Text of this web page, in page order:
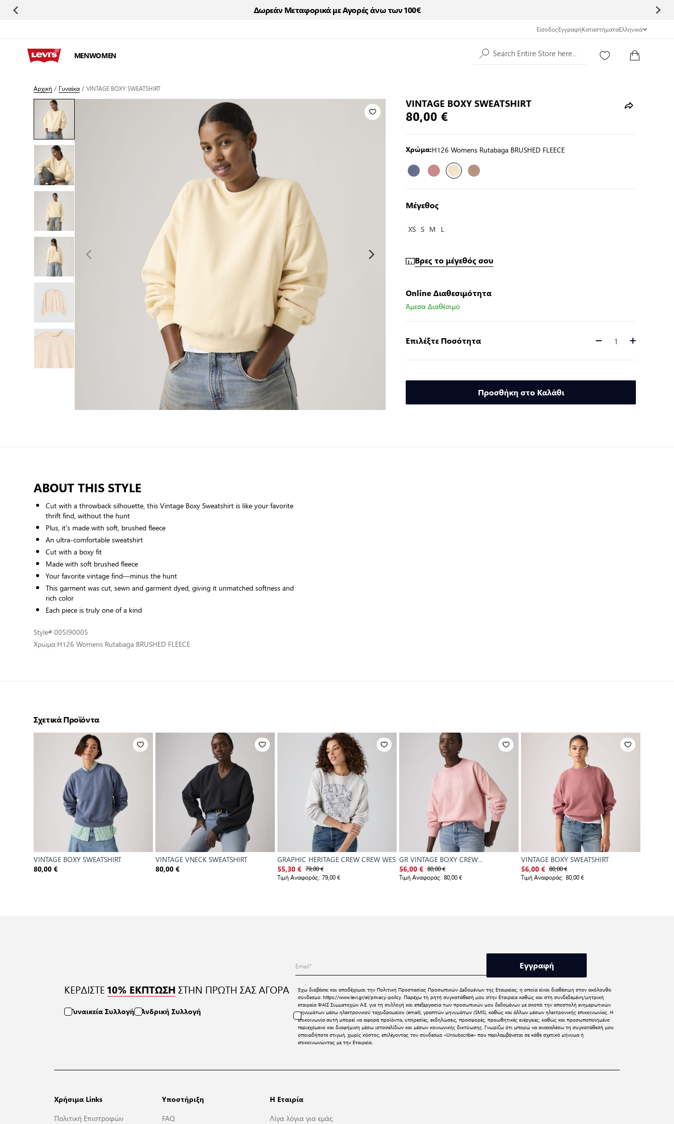
Δωρεάν Μεταφορικά με Αγορές άνω των 100€
ΕίσοδοςΕγγραφήΚαταστήματαΕλληνικά
MENWOMEN Search Entire Store here...
Αρχική / Γυναίκα/VINTAGE BOXY SWEATSHIRT
VINTAGE BOXY SWEATSHIRT
80,00 €
Χρώμα:H126 Womens Rutabaga BRUSHED FLEECE
Μέγεθος
XS S M L
Βρες το μέγεθός σου
Online Διαθεσιμότητα
Άμεσα Διαθέσιμο
Επιλέξτε Ποσότητα Ποσότητα
Προσθήκη στο Καλάθι
ABOUT THIS STYLE
Cut with a throwback silhouette, this Vintage Boxy Sweatshirt is like your favorite
thrift find, without the hunt
Plus, it's made with soft, brushed fleece
An ultra-comfortable sweatshirt
Cut with a boxy fit
Made with soft brushed fleece
Your favorite vintage find—minus the hunt
This garment was cut, sewn and garment dyed, giving it unmatched softness and
rich color
Each piece is truly one of a kind
Style# 005I90005
Χρώμα:H126 Womens Rutabaga BRUSHED FLEECE
Σχετικά Προϊόντα
VINTAGE BOXY SWEATSHIRT
80,00 €
VINTAGE VNECK SWEATSHIRT
80,00 €
GRAPHIC HERITAGE CREW CREW WES
55,30 € 79,00 €
Τιμή Αναφοράς: 79,00 €
GR VINTAGE BOXY CREW
SWEATSHIRT
56,00 € 80,00 €
Τιμή Αναφοράς: 80,00 €
VINTAGE BOXY SWEATSHIRT
56,00 € 80,00 €
Τιμή Αναφοράς: 80,00 €
ΚΕΡΔΙΣΤΕ 10% ΕΚΠΤΩΣΗ ΣΤΗΝ ΠΡΩΤΗ ΣΑΣ ΑΓΟΡΑ
Γυναικεία Συλλογή Ανδρική Συλλογή
Εγγραφή
Έχω διαβάσει και αποδέχομαι την Πολιτική Προστασίας Προσωπικών Δεδομένωντης Εταιρείας, η οποία είναι διαθέσιμη στον ακόλουθο
σύνδεσμο:https://www.levi.gr/el/privacy-policy. Παρέχω τη ρητή συγκατάθεσή μου στην Εταιρεία καθώς και στη συνδεδεμένη/μητρική
εταιρεία ΦΑΙΣ Συμμετοχών Α.Ε. για τη συλλογή και επεξεργασία των προσωπικών μου δεδομένων με σκοπό την αποστολή ενημερωτικών
μηνυμάτων μέσω ηλεκτρονικού ταχυδρομείου (email), γραπτών μηνυμάτων (SMS), καθώς και άλλων μέσων ηλεκτρονικής επικοινωνίας. Η
επικοινωνία αυτή μπορεί να αφορά προϊόντα, υπηρεσίες, εκδηλώσεις, προσφορές, προωθητικές ενέργειες, καθώς και προσωποποιημένο
περιεχόμενο και διαφήμιση μέσω ιστοσελίδων και μέσων κοινωνικής δικτύωσης. Γνωρίζω ότι μπορώ να ανακαλέσω τη συγκατάθεσή μου
οποιαδήποτε στιγμή, χωρίς κόστος, επιλέγοντας τον σύνδεσμο «Unsubscribe» που περιλαμβάνεται σε κάθε σχετικό μήνυμα ή
επικοινωνώντας με την Εταιρεία.
Χρήσιμα Links
Πολιτική Επιστροφών
Υποστήριξη
FAQ
Η Εταιρία
Λίγα λόγια για εμάς